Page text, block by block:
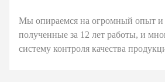
Мы опираемся на огромный опыт и
полученные за 12 лет работы, и
систему контроля качества